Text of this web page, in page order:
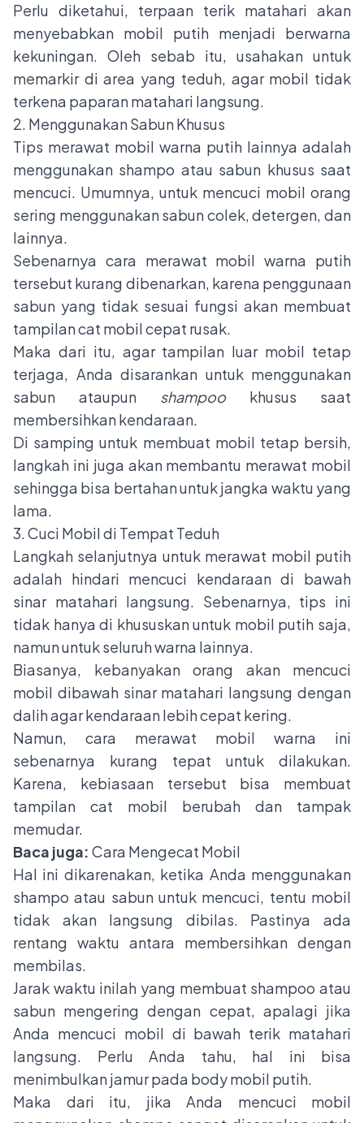
Perlu diketahui, terpaan terik matahari akan
menyebabkan mobil putih menjadi berwarna
kekuningan. Oleh sebab itu, usahakan untuk
memarkir di area yang teduh, agar mobil tidak
terkena paparan matahari langsung.
2. Menggunakan Sabun Khusus
Tips merawat mobil warna putih lainnya adalah
menggunakan shampo atau sabun khusus saat
mencuci. Umumnya, untuk mencuci mobil orang
sering menggunakan sabun colek, detergen, dan
lainnya.
Sebenarnya cara merawat mobil warna putih
tersebut kurang dibenarkan, karena penggunaan
sabun yang tidak sesuai fungsi akan membuat
tampilan cat mobil cepat rusak.
Maka dari itu, agar tampilan luar mobil tetap
terjaga, Anda disarankan untuk menggunakan
sabun ataupun shampookhusus saat
membersihkan kendaraan.
Di samping untuk membuat mobil tetap bersih,
langkah ini juga akan membantu merawat mobil
sehingga bisa bertahan untuk jangka waktu yang
lama.
3. Cuci Mobil di Tempat Teduh
Langkah selanjutnya untuk merawat mobil putih
adalah hindari mencuci kendaraan di bawah
sinar matahari langsung. Sebenarnya, tips ini
tidak hanya di khususkan untuk mobil putih saja,
namun untuk seluruh warna lainnya.
Biasanya, kebanyakan orang akan mencuci
mobil dibawah sinar matahari langsung dengan
dalih agar kendaraan lebih cepat kering.
Namun, cara merawat mobil warna ini
sebenarnya kurang tepat untuk dilakukan.
Karena, kebiasaan tersebut bisa membuat
tampilan cat mobil berubah dan tampak
memudar.
Baca juga: Cara Mengecat Mobil
Hal ini dikarenakan, ketika Anda menggunakan
shampo atau sabun untuk mencuci, tentu mobil
tidak akan langsung dibilas. Pastinya ada
rentang waktu antara membersihkan dengan
membilas.
Jarak waktu inilah yang membuat shampoo atau
sabun mengering dengan cepat, apalagi jika
Anda mencuci mobil di bawah terik matahari
langsung. Perlu Anda tahu, hal ini bisa
menimbulkan jamur pada body mobil putih.
Maka dari itu, jika Anda mencuci mobil